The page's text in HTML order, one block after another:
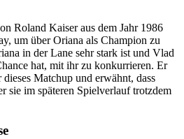
Roland Kaiser aus dem Jahr 1986
um über Oriana als Champion zu
in der Lane sehr stark ist und Vlad
hat, mit ihr zu konkurrieren. Er
Matchup und erwähnt, dass
sie im späteren Spielverlauf trotzdem